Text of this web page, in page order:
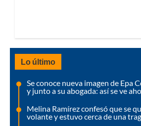
Lo último
Se conoce nueva imagen de Epa
y junto a su abogada: así se ve
Melina Ramírez confesó que se
volante y estuvo cerca de una